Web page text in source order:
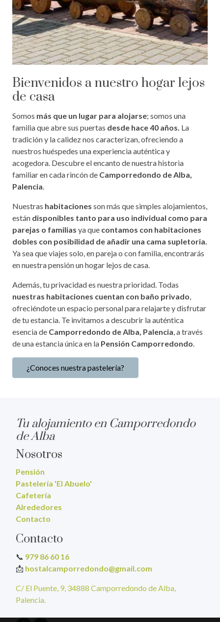
Bienvenidos a nuestro hogar lejos
de casa
Somos más que un lugar para alojarse; somos una
familia que abre sus puertas desde hace 40 años. La
tradición y la calidez nos caracterizan, ofreciendo a
nuestros huéspedes una experiencia auténtica y
acogedora. Descubre el encanto de nuestra historia
familiar en cada rincón de Camporredondo de Alba,
Palencia
Nuestras habitacionesson más que simples alojamientos,
están disponibles tanto para uso individual como para
parejas o familiasya que contamos con habitaciones
dobles con posibilidad de añadir una cama supletoria.
Ya sea que viajes solo, en pareja o con familia, encontrarás
en nuestra pensión un hogar lejos de casa.
Además, tu privacidad es nuestra prioridad. Todas
nuestras habitaciones cuentan con baño privado
ofreciéndote un espacio personal para relajarte y disfrutar
de tu estancia. Te invitamos a descubrir la auténtica
esencia de Camporredondo de Alba, Palencia , a través
de una estancia única en la Pensión Camporredondo
¿Conoces nuestra pastelería?
Tu alojamiento en Camporredondo
de Alba
Nosotros
Pensión
Pastelería 'El Abuelo'
Cafetería
Alrededores
Contacto
Contacto
📞 979 86 60 16
📩 hostalcamporredondo@gmail.com
C/ El Puente, 9, 34888 Camporredondo de Alba,
Palencia.